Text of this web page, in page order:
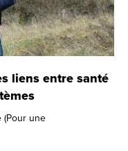
liens entre santé
(Pour une